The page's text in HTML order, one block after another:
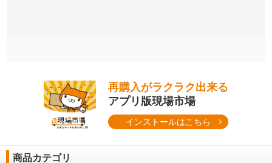
再購入がラクラク出来る
アプリ版現場市場
インストールはこちら
商品カテゴリ